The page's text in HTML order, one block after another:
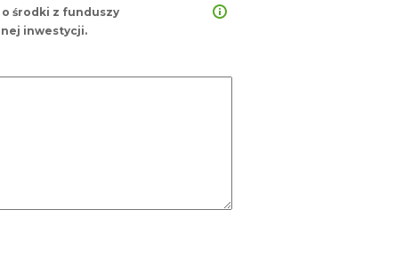
środki z funduszy
inwestycji.